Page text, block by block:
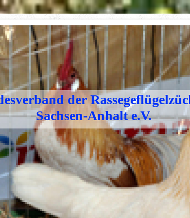
der
Sachsen-Anhalt e.V.